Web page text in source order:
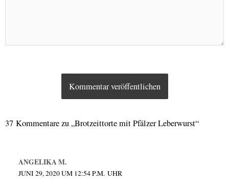
37 Kommentare zu „Brotzeittorte mit Pfälzer Leberwurst“
ANGELIKA M.
JUNI 29, 2020 UM 12:54 P.M. UHR